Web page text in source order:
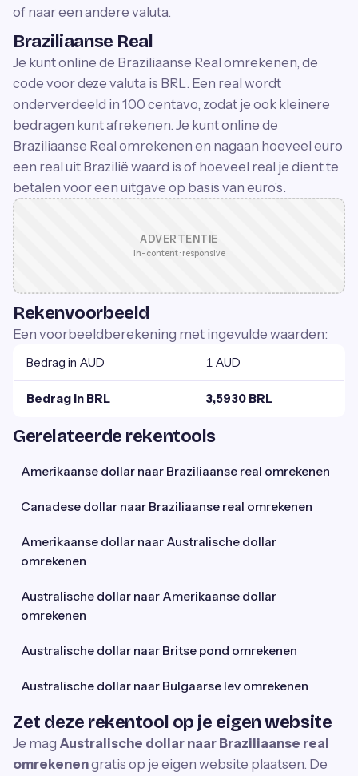
of naar een andere valuta.
Braziliaanse Real
Je kunt online de Braziliaanse Real omrekenen, de
code voor deze valuta is BRL. Een real wordt
onderverdeeld in 100 centavo, zodat je ook kleinere
bedragen kunt afrekenen. Je kunt online de
Braziliaanse Real omrekenen en nagaan hoeveel euro
een real uit Brazilië waard is of hoeveel real je dient te
betalen voor een uitgave op basis van euro's.
ADVERTENTIE
In-content · responsive
Rekenvoorbeeld
Een voorbeeldberekening met ingevulde waarden:
Bedrag in AUD 1 AUD
Bedrag in BRL 3,5930 BRL
Gerelateerde rekentools
Amerikaanse dollar naar Braziliaanse real omrekenen
Canadese dollar naar Braziliaanse real omrekenen
Amerikaanse dollar naar Australische dollar
omrekenen
Australische dollar naar Amerikaanse dollar
omrekenen
Australische dollar naar Britse pond omrekenen
Australische dollar naar Bulgaarse lev omrekenen
Zet deze rekentool op je eigen website
Je mag Australische dollar naar Braziliaanse real
omrekenengratis op je eigen website plaatsen. De